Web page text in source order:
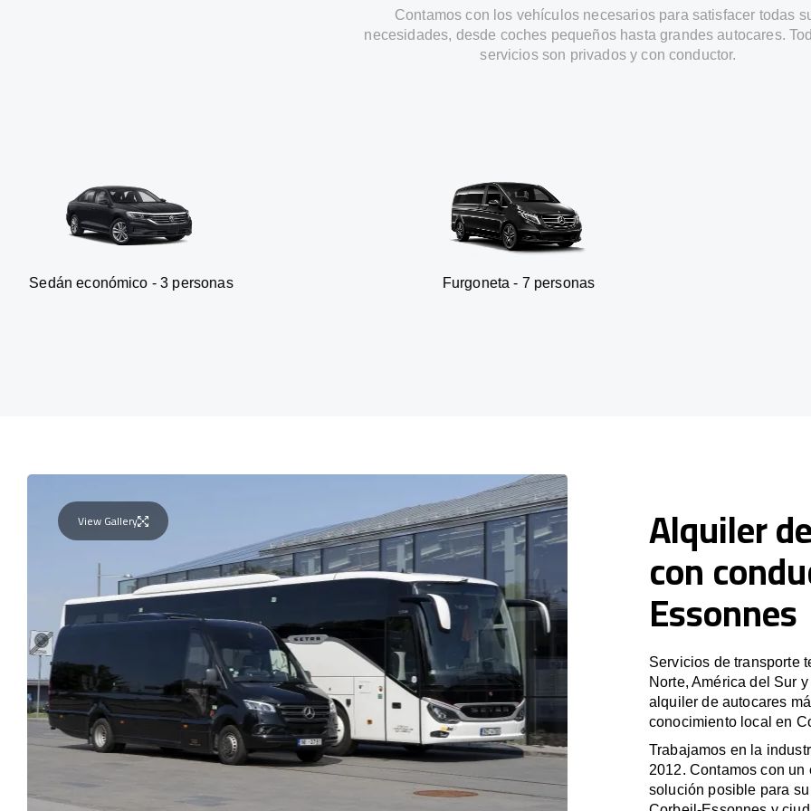
Contamos con los vehículos necesarios para satisfacer todas
necesidades, desde coches pequeños hasta grandes autocares.
servicios son privados y con conductor.
- 3 personas Furgoneta - 7 personas SUV - 3
View Gallery Alquiler
con
Essonnes
Servicios de transporte
Norte, América del Sur
alquiler de autocares
conocimiento local en
Trabajamos en la
2012. Contamos con
solución posible para